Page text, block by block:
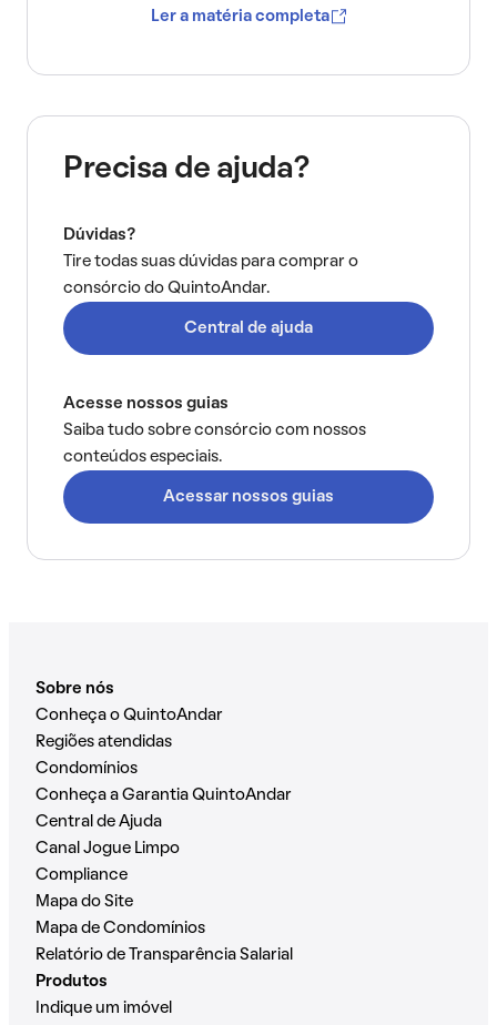
Ler a matéria completa
Precisa de ajuda?
Dúvidas?
Tire todas suas dúvidas para comprar o
consórcio do QuintoAndar.
Central de ajuda
Acesse nossos guias
Saiba tudo sobre consórcio com nossos
conteúdos especiais.
Acessar nossos guias
Sobre nós
Conheça o QuintoAndar
Regiões atendidas
Condomínios
Conheça a Garantia QuintoAndar
Central de Ajuda
Canal Jogue Limpo
Compliance
Mapa do Site
Mapa de Condomínios
Relatório de Transparência Salarial
Produtos
Indique um imóvel